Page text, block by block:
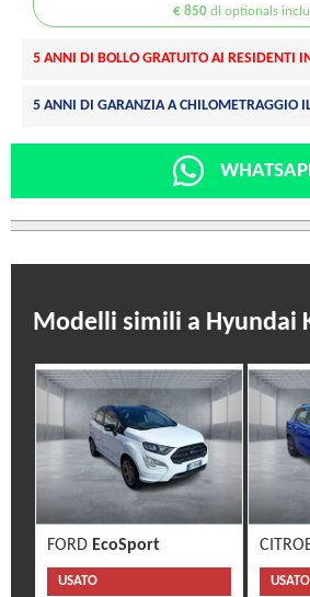
€ 850di optionals
5 ANNI DI BOLLO GRATUITO AI RESIDENTI
5 ANNI DI GARANZIA A CHILOMETRAGGIO
Modelli simili a Hyundai
FORD EcoSport
USATO USATO